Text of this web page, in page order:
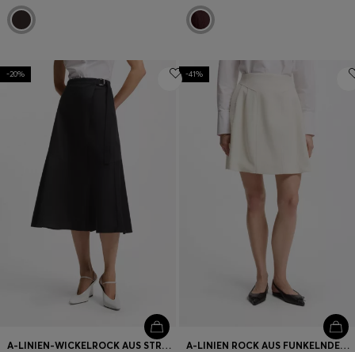
-20%
A-LINIEN-WICKELROCK AUS STRETCH-BAUMWOLLE
-41%
A-LINIEN ROCK AUS FUNKELNDEM BOUCLÉ